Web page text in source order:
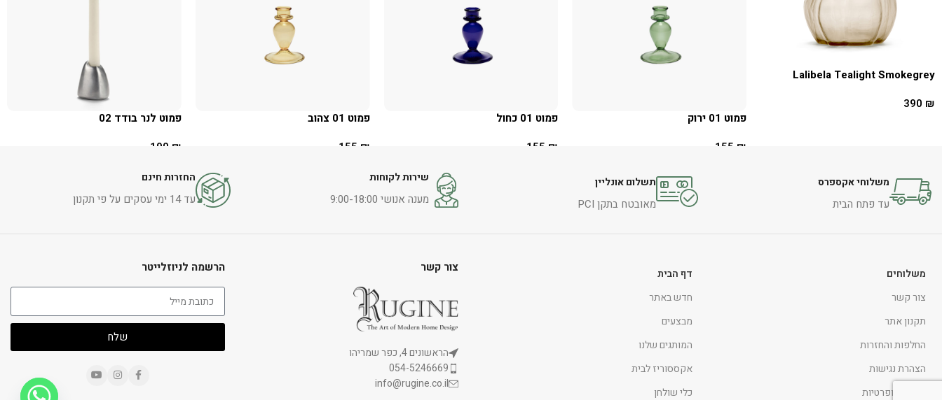
Lalibela Tealight Smokegrey
390 ₪
פמוט 01 ירוק
155 ₪
פמוט 01 כחול
155 ₪
פמוט 01 צהוב
155 ₪
פמוט לנר בודד 02
190 ₪
משלוחי אקספרס
עד פתח הבית
תשלום אונליין
מאובטח בתקן PCI
שירות לקוחות
מענה אנושי 9:00-18:00
החזרות חינם
עד 14 ימי עסקים על פי תקנון
משלוחים
צור קשר
תקנון אתר
החלפות והחזרות
הצהרת נגישות
מדיניות ופרטיות
דף הבית
חדש באתר
מבצעים
המותגים שלנו
אקססוריז לבית
כלי שולחן
צור קשר
הראשונים 4, כפר שמריהו
054-5246669
info@rugine.co.il
הרשמה לניוזלייטר
שלח